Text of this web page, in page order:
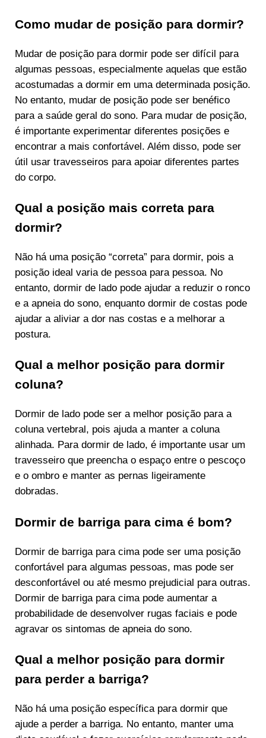
Como mudar de posição para dormir?
Mudar de posição para dormir pode ser difícil para
algumas pessoas, especialmente aquelas que estão
acostumadas a dormir em uma determinada posição.
No entanto, mudar de posição pode ser benéfico
para a saúde geral do sono. Para mudar de posição,
é importante experimentar diferentes posições e
encontrar a mais confortável. Além disso, pode ser
útil usar travesseiros para apoiar diferentes partes
do corpo.
Qual a posição mais correta para
dormir?
Não há uma posição “correta” para dormir, pois a
posição ideal varia de pessoa para pessoa. No
entanto, dormir de lado pode ajudar a reduzir o ronco
e a apneia do sono, enquanto dormir de costas pode
ajudar a aliviar a dor nas costas e a melhorar a
postura.
Qual a melhor posição para dormir
coluna?
Dormir de lado pode ser a melhor posição para a
coluna vertebral, pois ajuda a manter a coluna
alinhada. Para dormir de lado, é importante usar um
travesseiro que preencha o espaço entre o pescoço
e o ombro e manter as pernas ligeiramente
dobradas.
Dormir de barriga para cima é bom?
Dormir de barriga para cima pode ser uma posição
confortável para algumas pessoas, mas pode ser
desconfortável ou até mesmo prejudicial para outras.
Dormir de barriga para cima pode aumentar a
probabilidade de desenvolver rugas faciais e pode
agravar os sintomas de apneia do sono.
Qual a melhor posição para dormir
para perder a barriga?
Não há uma posição específica para dormir que
ajude a perder a barriga. No entanto, manter uma